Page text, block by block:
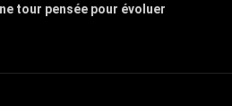
tour pensée pour évoluer